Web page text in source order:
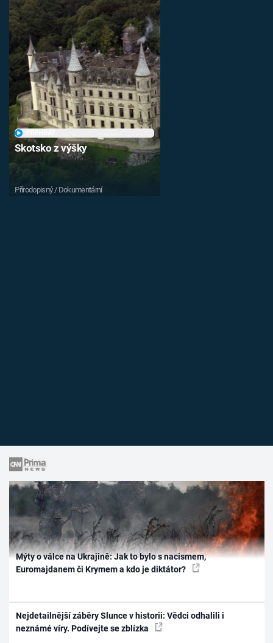
Skotsko z výšky
Přírodopisný / Dokumentární
Mýty o válce na Ukrajině: Jak to bylo s nacismem,
Euromajdanem či Krymem a kdo je diktátor?
Nejdetailnější záběry Slunce v historii: Vědci odhalili i
neznámé víry. Podívejte se zblízka